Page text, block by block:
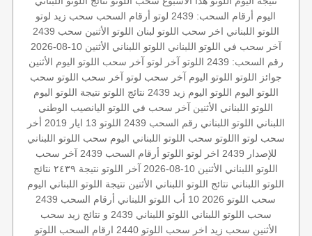
اليوم أرقام السحب: 2439 لوتو أرقام السحب سحب زيد لوتو
اللوتو اللبناني اخر سحب اللوتو لبنان اللوتو الأثنين سحب 2439
آخر سحب في اللوتو اللبناني اللوتو اللبناني الأثنين 10-08-2026
رقم السحب: 2439
اللوتو آخر لوتو آخر سحب اللوتو اليوم الأثنين
جوائز اللوتو اللوتو اليوم آخر سحب لوتو آخر سحب اللوتو سحب
اللوتو اليوم اللوتو اليوم زيد 2439 نتائج اللوتو نتيجة اللوتو اليوم
اللوتو اللبناني الأثنين آخر سحب في اللوتو اليانصيب الوطني
اللبناني اللوتو اللبناني رقم السحب 2439 اللوتو 13 ايار 2019
أخر
سحب لوتو االلوتو سحب اللوتو اللبناني اليوم سحب اللوتو اللبناني
للإصدار 2439
اخر لوتو اللوتو أرقام السحب 2439
آخر سحب
اللوتو اللبناني الأثنين 10-08-2026 آخر اللوتو نتيجة ٢٤٣٩
نتائج
اللوتو اللبناني نتائج اللوتو اللبناني الأثنين نتيجة اللوتو اللبناني اليوم
سحب اللوتو 2026 10 أب
اللوتو اللبناني أرقام السحب 2439
سحب اللوتو اللبناني اللوتو اللبناني 2439 و نتائج زيد
سحب
الأثنين سحب زيد اخر سحب اللوتو 2440 ارقام السحب اللوتو